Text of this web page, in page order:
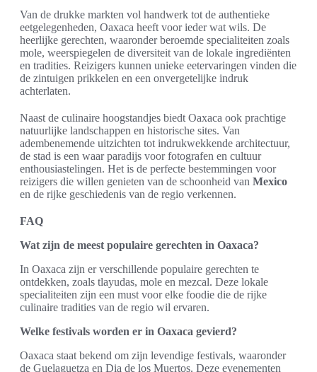
Van de drukke markten vol handwerk tot de authentieke
eetgelegenheden, Oaxaca heeft voor ieder wat wils. De
heerlijke gerechten, waaronder beroemde specialiteiten zoals
mole, weerspiegelen de diversiteit van de lokale ingrediënten
en tradities. Reizigers kunnen unieke eetervaringen vinden die
de zintuigen prikkelen en een onvergetelijke indruk
achterlaten.
Naast de culinaire hoogstandjes biedt Oaxaca ook prachtige
natuurlijke landschappen en historische sites. Van
adembenemende uitzichten tot indrukwekkende architectuur,
de stad is een waar paradijs voor fotografen en cultuur
enthousiastelingen. Het is de perfecte bestemmingen voor
reizigers die willen genieten van de schoonheid van Mexico
en de rijke geschiedenis van de regio verkennen.
FAQ
Wat zijn de meest populaire gerechten in Oaxaca?
In Oaxaca zijn er verschillende populaire gerechten te
ontdekken, zoals tlayudas, mole en mezcal. Deze lokale
specialiteiten zijn een must voor elke foodie die de rijke
culinaire tradities van de regio wil ervaren.
Welke festivals worden er in Oaxaca gevierd?
Oaxaca staat bekend om zijn levendige festivals, waaronder
de Guelaguetza en Dia de los Muertos. Deze evenementen